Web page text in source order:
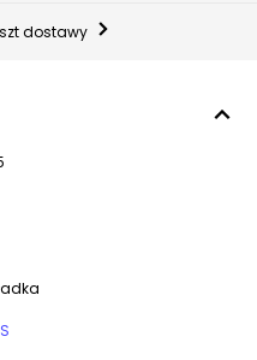
dostawy